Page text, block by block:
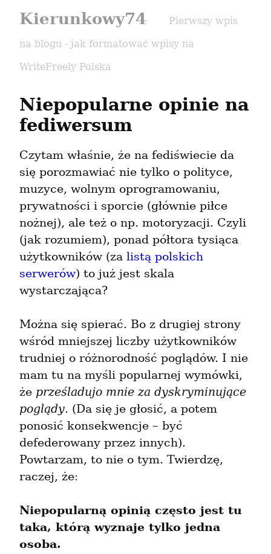
Kierunkowy74
Pierwszy wpis
na blogu - jak formatować wpisy na
WriteFreely Polska
Niepopularne opinie na
fediwersum
Czytam właśnie, że na fediświecie da
się porozmawiać nie tylko o polityce,
muzyce, wolnym oprogramowaniu,
prywatności i sporcie (głównie piłce
nożnej), ale też o np. motoryzacji. Czyli
(jak rozumiem), ponad półtora tysiąca
użytkowników (za listą polskich
serwerów) to już jest skala
wystarczająca?
Można się spierać. Bo z drugiej strony
wśród mniejszej liczby użytkowników
trudniej o różnorodność poglądów. I nie
mam tu na myśli popularnej wymówki,
że prześladujo mnie za dyskryminujące
poglądy. (Da się je głosić, a potem
ponosić konsekwencje – być
defederowany przez innych).
Powtarzam, to nie o tym. Twierdzę,
raczej, że:
Niepopularną opinią często jest tu
taka, którą wyznaje tylko jedna
osoba.